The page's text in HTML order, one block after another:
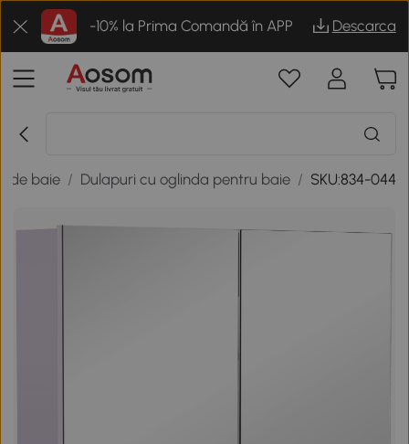
-10% la Prima Comandă în APP Descarca
de baie / Dulapuri cu oglinda pentru baie / SKU:834-044